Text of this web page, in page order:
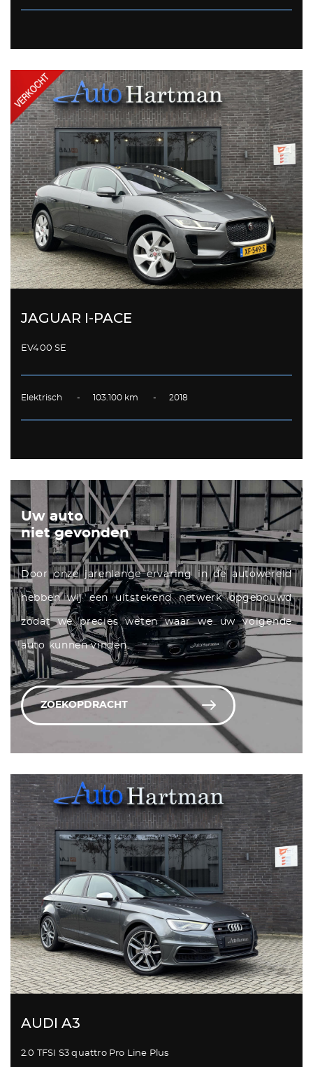
JAGUAR I-PACE
EV400 SE
Elektrisch - 103.100 km - 2018
Uw auto
niet gevonden
Door onze jarenlange ervaring in de autowereld
hebben wij een uitstekend netwerk opgebouwd
zodat we precies weten waar we uw volgende
auto kunnen vinden.
ZOEKOPDRACHT
AUDI A3
2.0 TFSI S3 quattro Pro Line Plus